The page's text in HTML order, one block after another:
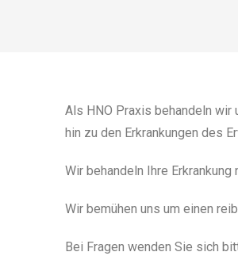
Als HNO Praxis behandeln wir
hin zu den Erkrankungen des
Wir behandeln Ihre
Wir bemühen uns um einen
Bei Fragen wenden Sie sich